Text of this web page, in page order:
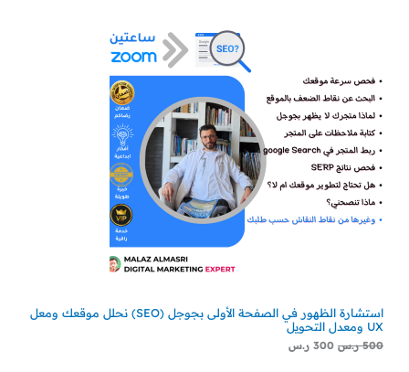
استشارة الظهور في الصفحة الأولى بجوجل (SEO) نحلل موقعك ومعل
UX ومعدل التحويل
500 ر.س 300 ر.س